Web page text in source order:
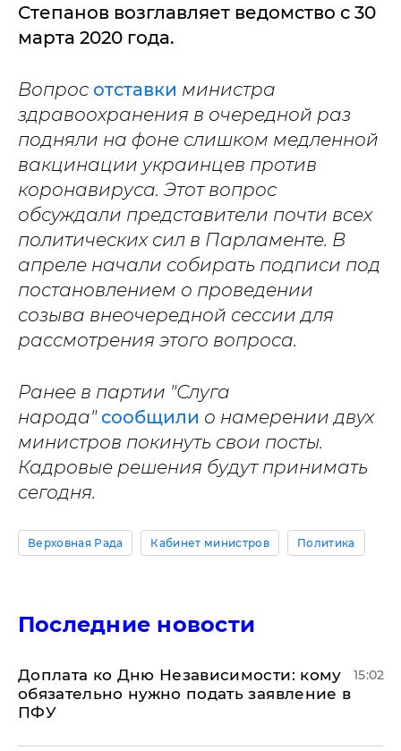
Степанов возглавляет ведомство с 30
марта 2020 года.
Вопрос отставки министра
здравоохранения в очередной раз
подняли на фоне слишком медленной
вакцинации украинцев против
коронавируса. Этот вопрос
обсуждали представители почти всех
политических сил в Парламенте. В
апреле начали собирать подписи под
постановлением о проведении
созыва внеочередной сессии для
рассмотрения этого вопроса.
Ранее в партии "Слуга
народа" сообщили о намерении двух
министров покинуть свои посты.
Кадровые решения будут принимать
сегодня.
Верховная Рада Кабинет министров Политика
Последние новости
Доплата ко Дню Независимости: кому
обязательно нужно подать заявление в
ПФУ
15:02